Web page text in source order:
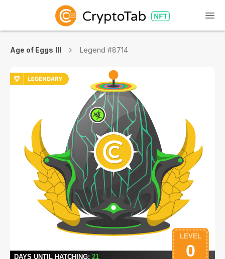
Age of Eggs III Legend #8714